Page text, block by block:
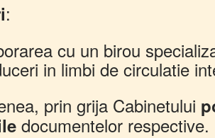
:
cu un birou
in limbi de circulatie
prin grija Cabinetului
documentelor respective.